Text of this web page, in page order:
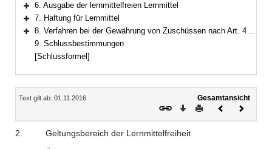
Bereich erweitern
6. Ausgabe der lernmittelfreien Lernmittel
Bereich erweitern
7. Haftung für Lernmittel
Bereich erweitern
8. Verfahren bei der Gewährung von Zuschüssen nach Art. 46 BaySchFG
9. Schlussbestimmungen
[Schlussformel]
Inhalt
Text gilt ab: 01.11.2016
Gesamtansicht
Download
DruckenVorheriges
2.
Geltungsbereich der Lernmittelfreiheit